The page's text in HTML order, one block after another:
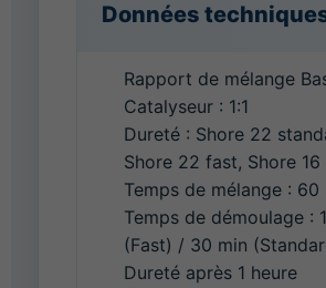
Données
Rapport de mélange
Catalyseur : 1:1
Dureté : Shore 22
Shore 22 fast, Shore 16
Temps de mélange : 60
Temps de démoulage :
(Fast) / 30 min
Dureté après 1 heure